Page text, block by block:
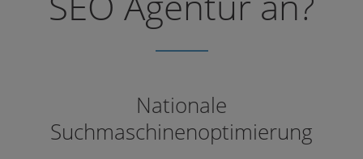
Nationale
Suchmaschinenoptimierung